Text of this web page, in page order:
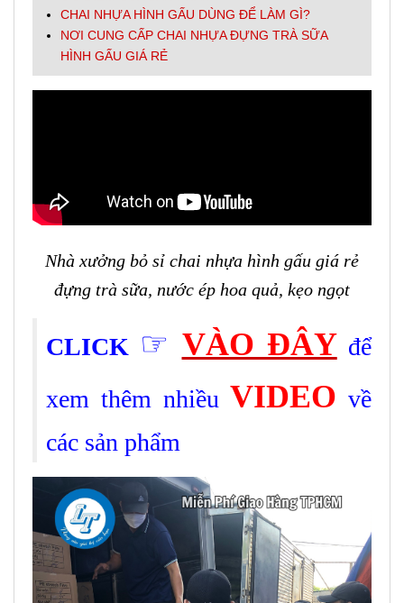
CHAI NHỰA HÌNH GẤU DÙNG ĐỂ LÀM GÌ?
NƠI CUNG CẤP CHAI NHỰA ĐỰNG TRÀ SỮA
HÌNH GẤU GIÁ RẺ
Nhà xưởng bỏ sỉ chai nhựa hình gấu giá rẻ
đựng trà sữa, nước ép hoa quả, kẹo ngọt
CLICK ☞ VÀO ĐÂY để
xem thêm nhiều VIDEO về
các sản phẩm